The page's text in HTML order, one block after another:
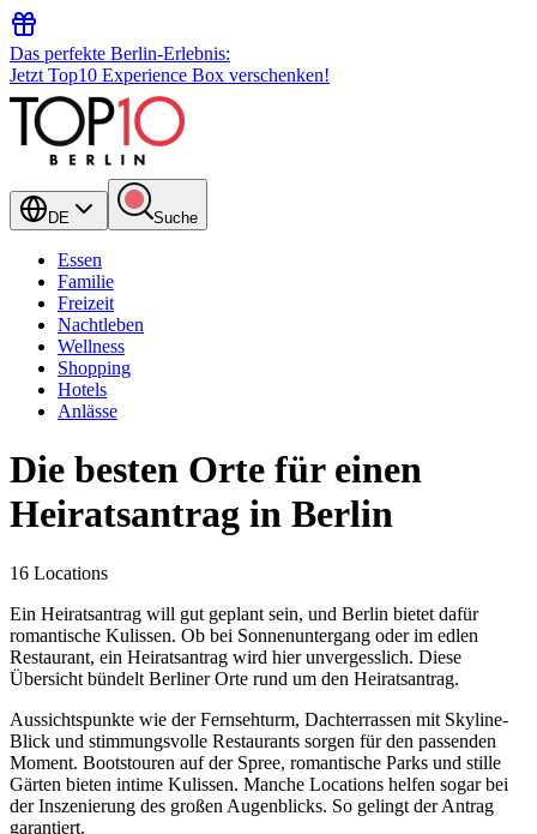
Das perfekte Berlin-Erlebnis:
Jetzt Top10 Experience Box verschenken!
DE Suche
Essen
Familie
Freizeit
Nachtleben
Wellness
Shopping
Hotels
Anlässe
Die besten Orte für einen
Heiratsantrag in Berlin
16 Locations
Ein Heiratsantrag will gut geplant sein, und Berlin bietet dafür
romantische Kulissen. Ob bei Sonnenuntergang oder im edlen
Restaurant, ein Heiratsantrag wird hier unvergesslich. Diese
Übersicht bündelt Berliner Orte rund um den Heiratsantrag.
Aussichtspunkte wie der Fernsehturm, Dachterrassen mit Skyline-
Blick und stimmungsvolle Restaurants sorgen für den passenden
Moment. Bootstouren auf der Spree, romantische Parks und stille
Gärten bieten intime Kulissen. Manche Locations helfen sogar bei
der Inszenierung des großen Augenblicks. So gelingt der Antrag
garantiert.